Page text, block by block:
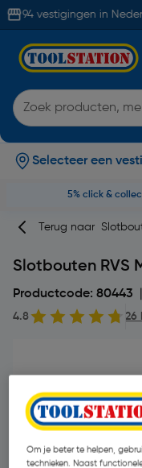
94 vestigingen in
Selecteer een
5% click &
Terug naar
Slotbouten RVS
Productcode: 80443
4.8 26
Om je beter te helpen,
technieken. Naast